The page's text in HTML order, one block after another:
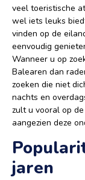
veel toeristische
wel iets leuks
vinden op de
eenvoudig
Wanneer u op
Balearen dan
zoeken die niet
nachts en
zult u vooral op
aangezien deze
jaren